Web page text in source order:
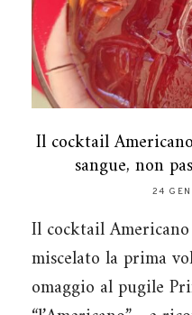
Il cocktail
sangue, non
24
Il cocktail
miscelato la prima
omaggio al pugile